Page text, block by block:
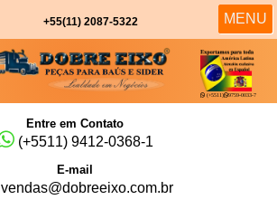
MENU
MENU
+55(11) 2087-5322
(+5511) 9759-0033-7
Entre em Contato
(+5511) 9412-0368-1
E-mail
vendas@dobreeixo.com.br